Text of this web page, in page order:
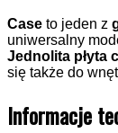
Case to jeden z
uniwersalny
Jednolita płyta
się także do
Informacje